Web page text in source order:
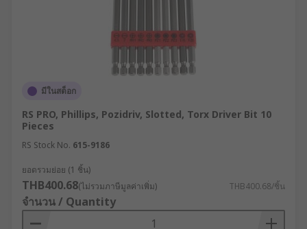
มีในสต็อก
RS PRO, Phillips, Pozidriv, Slotted, Torx Driver Bit 10
Pieces
RS Stock No. 615-9186
ยอดรวมย่อย (1 ชิ้น)
THB400.68(ไม่รวมภาษีมูลค่าเพิ่ม) THB400.68/ชิ้น
จำนวน / Quantity